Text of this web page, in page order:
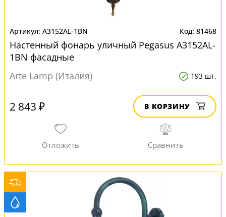
A3152AL-1BN 81468
Настенный фонарь уличный Pegasus A3152AL-
1BN фасадные
Arte Lamp (Италия)
193 шт.
2 843 ₽ В КОРЗИНУ